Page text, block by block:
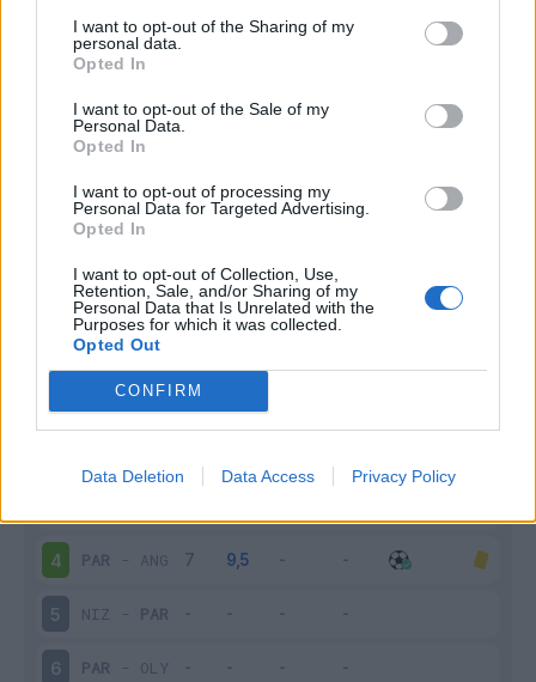
I want to opt-out of the Sharing of my
personal data.
Opted In
I want to opt-out of the Sale of my
Personal Data.
Opted In
I want to opt-out of processing my
Personal Data for Targeted Advertising.
Opted In
I want to opt-out of Collection, Use,
Retention, Sale, and/or Sharing of my
Personal Data that Is Unrelated with the
Purposes for which it was collected.
Opted Out
CONFIRM
Data Deletion Data Access Privacy Policy
Infortunato 0 - 0%
Scarica riepilogo
stagionale
Scarica
Giornata
-RAC
4 PAR - ANG
5 NIZ - PAR
6 PAR - OLY